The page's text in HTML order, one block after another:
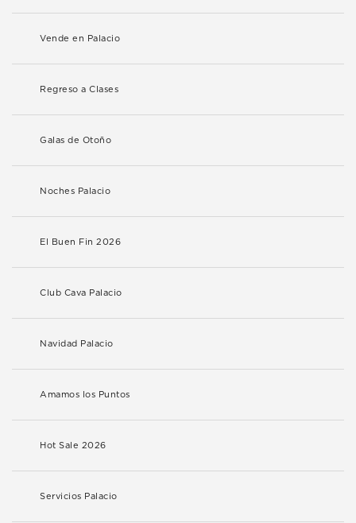
Vende en Palacio
Regreso a Clases
Galas de Otoño
Noches Palacio
El Buen Fin 2026
Club Cava Palacio
Navidad Palacio
Amamos los Puntos
Hot Sale 2026
Servicios Palacio